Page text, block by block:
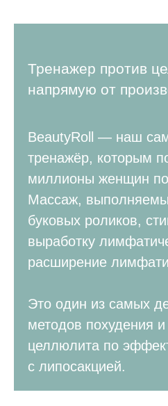
Тренажер против
напрямую от
BeautyRoll — наш
тренажёр, которым
миллионы женщин
Массаж,
буковых роликов,
выработку
расширение
Это один из самых
методов похудения и
целлюлита по
с липосакцией.